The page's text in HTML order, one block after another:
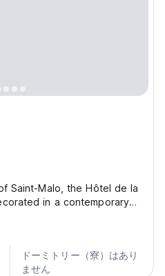
Saint-Malo, the Hôtel de la
in a contemporary
guest rooms all have
a lift. Each...
ドーミトリー（寮）はあり
ません